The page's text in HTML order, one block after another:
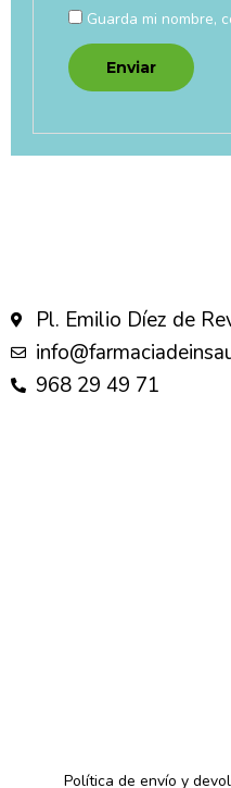
Personalizar
Guarda mi nombre,
Pl. Emilio Díez de
968 29 49 71
Política de envío y